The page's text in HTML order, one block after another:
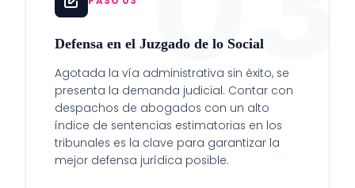
Defensa en el Juzgado de lo Social
Agotada la vía administrativa sin éxito, se
presenta la demanda judicial. Contar con
despachos de abogados con un alto
índice de sentencias estimatorias en los
tribunales es la clave para garantizar la
mejor defensa jurídica posible.